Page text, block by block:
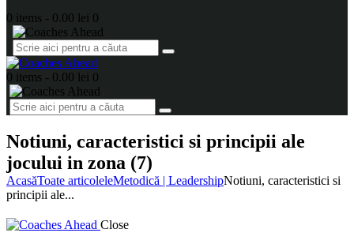
0 items - 0.00 lei 0
0 items - 0.00 lei 0
Notiuni, caracteristici si principii ale
jocului in zona (7)
AcasăToate articoleleMetodică | LeadershipNotiuni, caracteristici si
principii ale...
Close